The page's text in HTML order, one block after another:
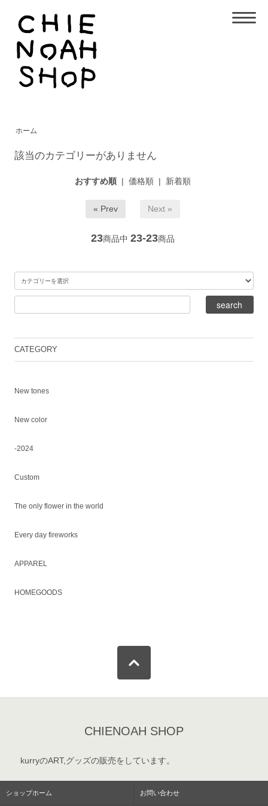
ホーム
該当のカテゴリーがありません
おすすめ順| 価格順| 新着順
« Prev Next »
23商品中 23-23商品
CATEGORY
New tones
New color
-2024
Custom
The only flower in the world
Every day fireworks
APPAREL
HOMEGOODS
CHIENOAH SHOP
kurryのART,グッズの販売をしています。
ショップホーム お問い合わせ